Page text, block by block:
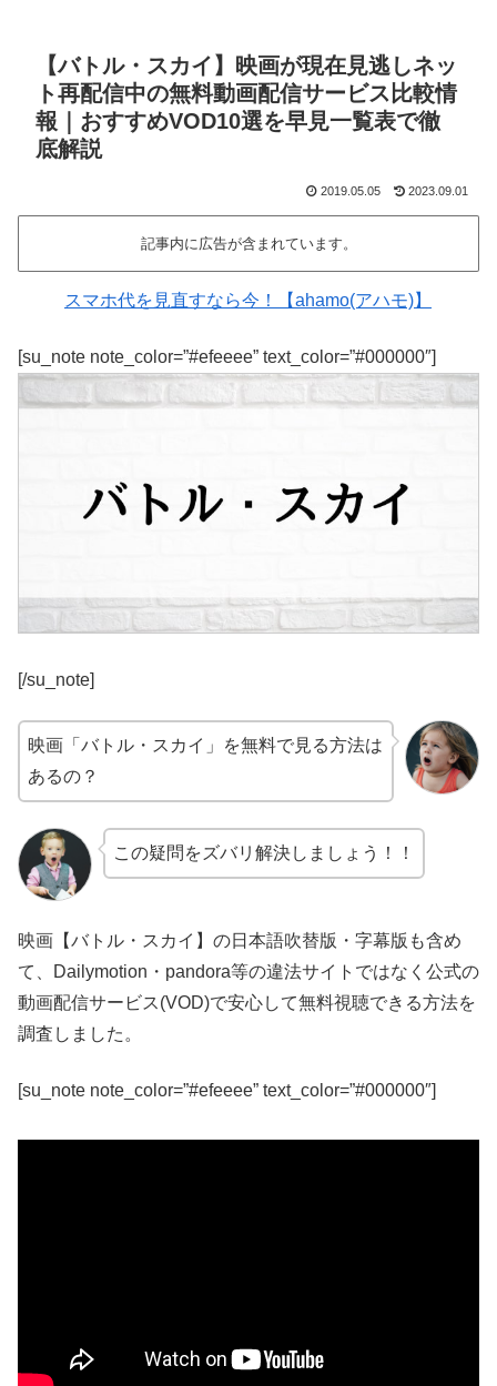
【バトル・スカイ】映画が現在見逃しネッ
ト再配信中の無料動画配信サービス比較情
報｜おすすめVOD10選を早見一覧表で徹
底解説
2019.05.05 2023.09.01
記事内に広告が含まれています。
スマホ代を見直すなら今！【ahamo(アハモ)】
[su_note note_color=”#efeeee” text_color=”#000000″]
[/su_note]
映画「バトル・スカイ」を無料で見る方法は
あるの？
この疑問をズバリ解決しましょう！！
映画【バトル・スカイ】の日本語吹替版・字幕版も含め
て、Dailymotion・pandora等の違法サイトではなく公式の
動画配信サービス(VOD)で安心して無料視聴できる方法を
調査しました。
[su_note note_color=”#efeeee” text_color=”#000000″]